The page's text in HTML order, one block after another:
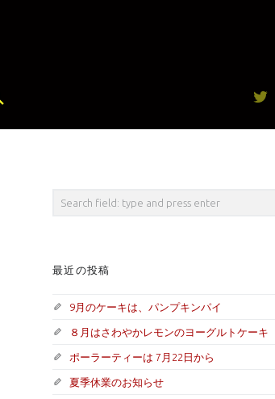
最近の投稿
9月のケーキは、パンプキンパイ
８月はさわやかレモンのヨーグルトケーキ
ポーラーティーは 7月22日から
夏季休業のお知らせ